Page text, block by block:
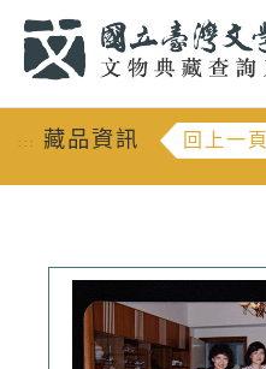
::: 藏品資訊 回上一頁